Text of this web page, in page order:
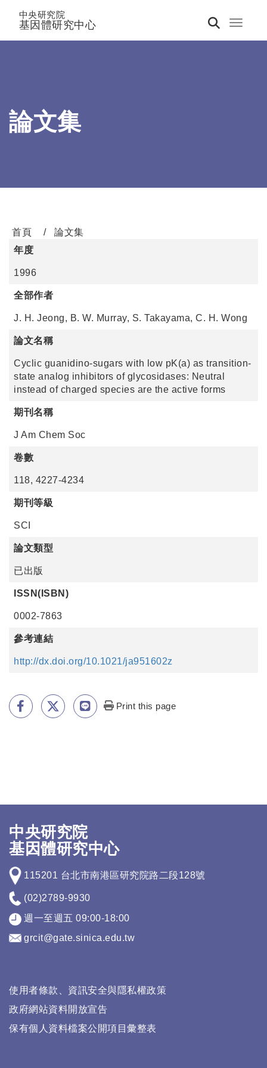
Toggle
中央研究院
基因體研究中心
論文集
首頁
論文集
年度
1996
全部作者
J. H. Jeong, B. W. Murray, S. Takayama, C. H. Wong
論文名稱
Cyclic guanidino-sugars with low pK(a) as transition-
state analog inhibitors of glycosidases: Neutral
instead of charged species are the active forms
期刊名稱
J Am Chem Soc
卷數
118, 4227-4234
期刊等級
SCI
論文類型
已出版
ISSN(ISBN)
0002-7863
參考連結
http://dx.doi.org/10.1021/ja951602z
Print this page
中央研究院
基因體研究中心
115201 台北市南港區研究院路二段128號
(02)2789-9930
週一至週五 09:00-18:00
grcit@gate.sinica.edu.tw
使用者條款、資訊安全與隱私權政策
政府網站資料開放宣告
保有個人資料檔案公開項目彙整表